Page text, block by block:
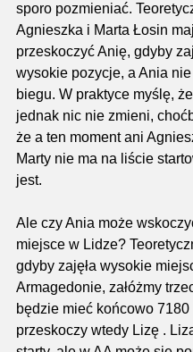
sporo pozmieniać.
Agnieszka i Marta Łosin
przeskoczyć Anię, gdyby
wysokie pozycje, a Ania nie
biegu. W praktyce myślę,
jednak nic nie zmieni,
że a ten moment ani
Marty nie ma na liście
jest.
Ale czy Ania może
miejsce w Lidze?
gdyby zajęła wysokie
Armagedonie, załóżmy
będzie mieć końcowo 7180
przeskoczy wtedy Lizę .